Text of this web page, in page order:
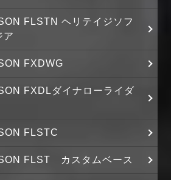
FLSTN ヘリテイジソフ
ア
FXDWG
FXDLダイナローライダ
FLSTC
FLST カスタムベース